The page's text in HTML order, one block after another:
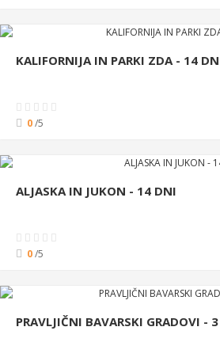
KALIFORNIJA IN PARKI ZDA - 14
0/5
ALJASKA IN JUKON - 14 DNI
0/5
PRAVLJIČNI BAVARSKI GRADOVI -